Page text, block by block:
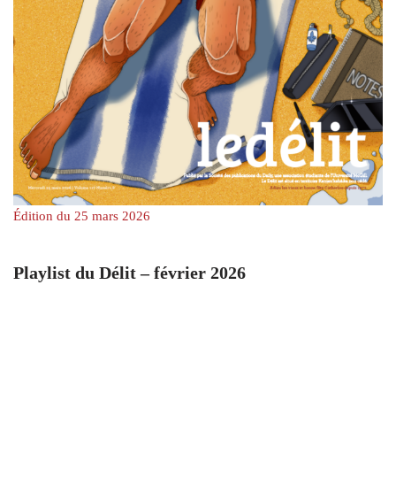
Édition du 25 mars 2026
Playlist du Délit – février 2026